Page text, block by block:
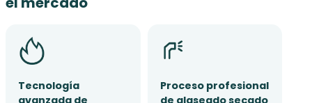
Tecnología
avanzada de
Proceso profesional
de glaseado secado